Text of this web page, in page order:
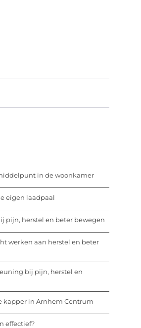
in de woonkamer
eigen laadpaal
pijn, herstel en beter bewegen
werken aan herstel en beter
bij pijn, herstel en
kapper in Arnhem Centrum
effectief?